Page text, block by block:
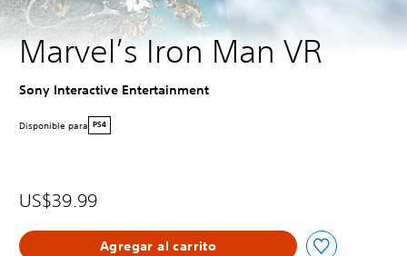
Marvel’s Iron Man VR
Sony Interactive Entertainment
Disponible para PS4
US$39.99
Agregar al carrito